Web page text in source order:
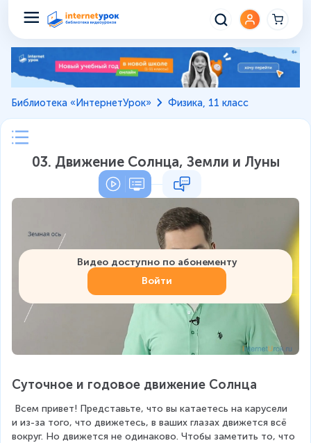
Библиотека «ИнтернетУрок» Физика, 11 класс
03. Движение Солнца, Земли и Луны
Видео доступно по абонементу
Войти
Суточное и годовое движение Солнца
Всем привет! Представьте, что вы катаетесь на карусели
и из-за того, что движетесь, в ваших глазах движется всё
вокруг. Но движется не одинаково. Чтобы заметить то, что